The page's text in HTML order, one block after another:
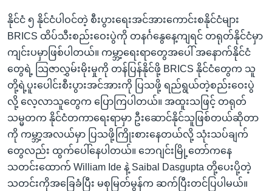
နေရာ
သို့
ကျော်
ရန်
နိုင်ငံ ၅ နိုင်ငံပါဝင်တဲ့ စီးပွားရေးအင်အားကောင်းစနိုင်ငံများ
BRICS ထိပ်သီးစည်းဝေးပွဲကို တနင်္ဂနွေနေ့ကျရင် တရုတ်နိုင်ငံမှာ
ကျင်းပမှာဖြစ်ပါတယ်။ ကမ္ဘာ့ရေးရာတွေအပေါ် အနောက်နိုင်ငံ
တွေရဲ့ သြဇာလွှမ်းမိုးမှုကို တန်ပြန်နိုင်ဖို့ BRICS နိုင်ငံတွေက သူ
တို့ရဲ့ပူးပေါင်းစီးပွားအင်အားကို ပြသဖို့ ရည်ရွယ်တဲ့စည်းဝေးပွဲ
လို့ လေ့လာသူတွေက ပြောကြပါတယ်။ အထူးသဖြင့် တရုတ်
သမ္မတက နိုင်ငံတကာရေးရာမှာ ဦးဆောင်နိုင်သူဖြစ်တယ်ဆိုတာ
ကို ကမ္ဘာ့အလယ်မှာ ပြသဖို့ကြိုးစားနေတယ်လို့ သုံးသပ်ချက်
တွေလည်း ထွက်ပေါ်နေပါတယ်။ ဘေဂျင်းမြို့တော်ကနေ
သတင်းထောက် William Ide နဲ့ Saibal Dasgupta တို့ပေးပို့တဲ့
သတင်းကိုအခြေခံပြီး မစုမြတ်မွန်က ဆက်ပြီးတင်ပြပါမယ်။